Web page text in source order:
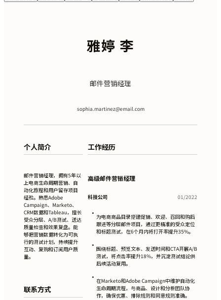
雅婷 李
邮件营销经理
sophia.martinez@email.com
个人简介
邮件营销经理，拥有5年以
上电商生命周期营销、自
动化旅程和用户留存项目
经验。熟悉Adobe
Campaign、Marketo、
CRM数据和Tableau，擅长
受众分层、A/B测试、送达
质量检查和效果复盘。能
够把营销数据转化为可执
行的测试计划，持续提升
互动、复购和订阅用户质
量。
联系方式
工作经历
高级邮件营销经理
科技公司 01/2022
• 为电商商品目录搭建促销、欢迎、召回和购后
跟进等分层邮件项目，通过更精准的受众定位
和标题测试，在6个月内将打开率提升35%。
• 围绕标题、预览文本、发送时间和CTA开展A/B
测试，将点击率提升18%，并沉淀测试结论供
后续活动复用。
• 在Marketo和Adobe Campaign中维护自动化
生命周期流程，与商品、设计和分析团队协
作，确保优惠、排除规则和同意规则准确。